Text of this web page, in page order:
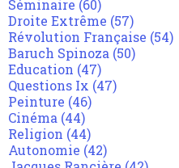
Séminaire (60)
Droite Extrême (57)
Révolution Française (54)
Baruch Spinoza (50)
Education (47)
Questions Ix (47)
Peinture (46)
Cinéma (44)
Religion (44)
Autonomie (42)